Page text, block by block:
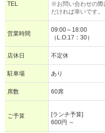
TEL
※お問い合わせの際
だければ幸いです。
営業時間
09:00～18:00
（L.O.17：30）
店休日 不定休
駐車場 あり
席数 60席
ご予算
[ランチ予算]
600円 ～